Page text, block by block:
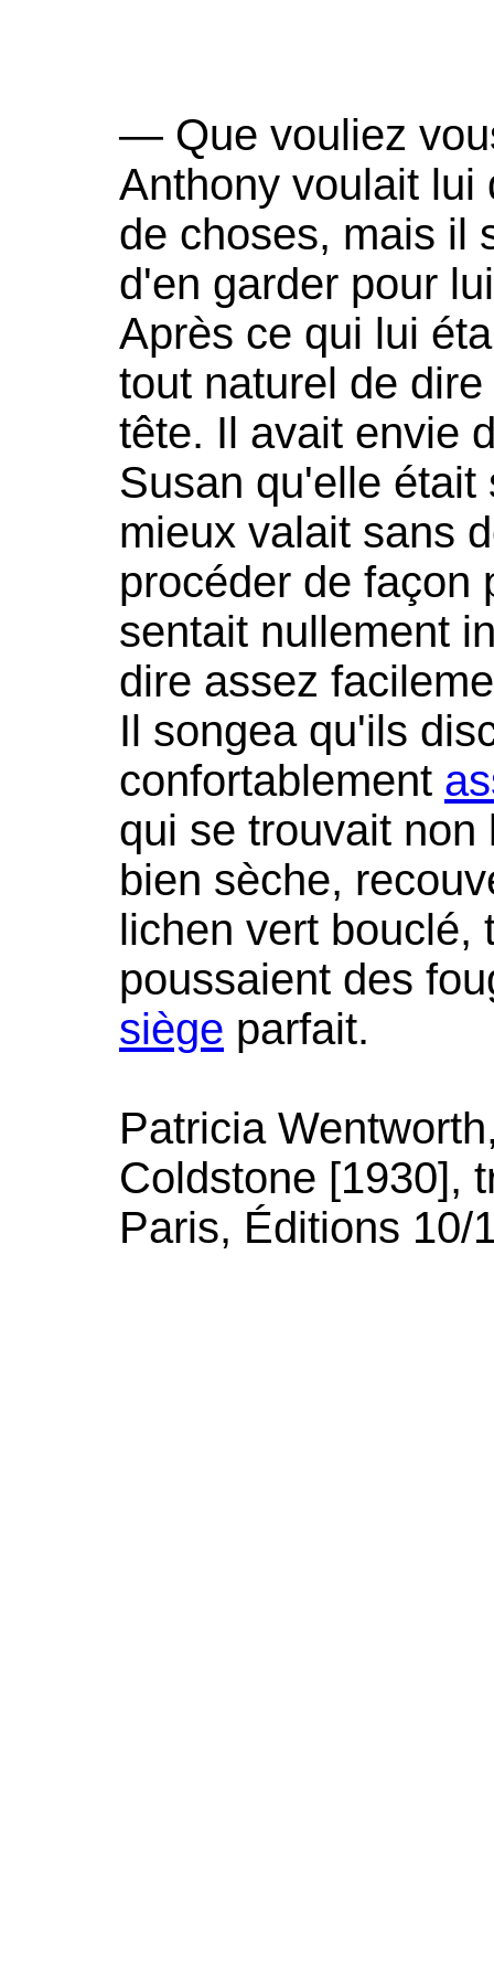
— Que vouliez
Anthony voulait lui
de choses, mais il
d'en garder pour
Après ce qui lui
tout naturel de
tête. Il avait envie
Susan qu'elle
mieux valait sans
procéder de façon
sentait nullement
dire assez
Il songea qu'ils
confortablement
qui se trouvait
bien sèche,
lichen vert bouclé,
poussaient des
siège parfait.
Patricia
Coldstone [1930],
Paris, Éditions 10/